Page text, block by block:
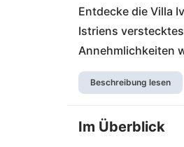
Entdecke die Villa
Istriens
Annehmlichkeiten
entspannenden
Meeresnähe.
oder erkunde das
kulinarische Szene
Beschreibung lesen
Im Überblick